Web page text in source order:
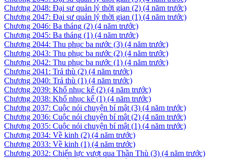
Chương 2048: Đại sư quản lý thời gian (2) (4 năm trước)
Chương 2047: Đại sư quản lý thời gian (1) (4 năm trước)
Chương 2046: Ba tháng (2) (4 năm trước)
Chương 2045: Ba tháng (1) (4 năm trước)
Chương 2044: Thu phục ba nước (3) (4 năm trước)
Chương 2043: Thu phục ba nước (2) (4 năm trước)
Chương 2042: Thu phục ba nước (1) (4 năm trước)
Chương 2041: Trả thù (2) (4 năm trước)
Chương 2040: Trả thù (1) (4 năm trước)
Chương 2039: Khổ nhục kế (2) (4 năm trước)
Chương 2038: Khổ nhục kế (1) (4 năm trước)
Chương 2037: Cuộc nói chuyện bí mật (3) (4 năm trước)
Chương 2036: Cuộc nói chuyện bí mật (2) (4 năm trước)
Chương 2035: Cuộc nói chuyện bí mật (1) (4 năm trước)
Chương 2034: Về kinh (2) (4 năm trước)
Chương 2033: Về kinh (1) (4 năm trước)
Chương 2032: Chiến lực vượt qua Thần Thù (3) (4 năm trước)